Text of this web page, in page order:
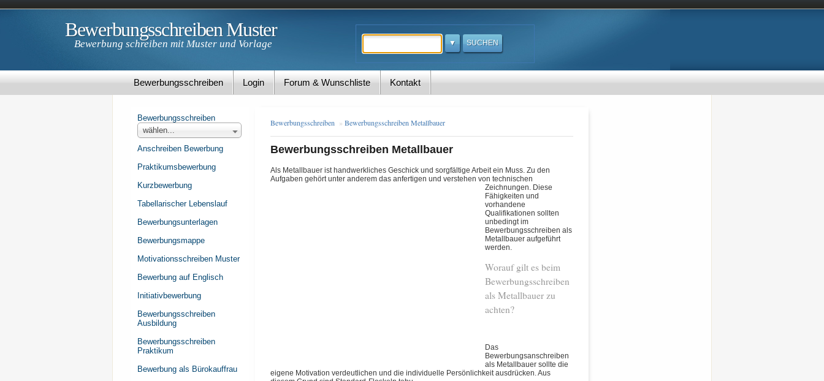
Bewerbungsschreiben Muster
Bewerbung schreiben mit Muster und Vorlage Suchen
Bewerbungsschreiben Login Forum & Wunschliste Kontakt
Bewerbungsschreiben
wählen...
Anschreiben Bewerbung
Praktikumsbewerbung
Kurzbewerbung
Tabellarischer Lebenslauf
Bewerbungsunterlagen
Bewerbungsmappe
Motivationsschreiben Muster
Bewerbung auf Englisch
Initiativbewerbung
Bewerbungsschreiben
Ausbildung
Bewerbungsschreiben
Praktikum
Bewerbung als Bürokauffrau
Bewerbungsschreiben »Bewerbungsschreiben Metallbauer
Bewerbungsschreiben Metallbauer
Als Metallbauer ist handwerkliches Geschick und sorgfältige Arbeit ein Muss. Zu den
Aufgaben gehört unter anderem das anfertigen und verstehen von technischen
Zeichnungen. Diese
Fähigkeiten und
vorhandene
Qualifikationen sollten
unbedingt im
Bewerbungsschreiben als
Metallbauer aufgeführt
werden.
Worauf gilt es beim
Bewerbungsschreiben
als Metallbauer zu
achten?
Das
Bewerbungsanschreiben
als Metallbauer sollte die
eigene Motivation verdeutlichen und die individuelle Persönlichkeit ausdrücken. Aus